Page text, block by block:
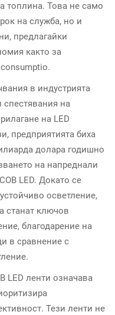
топлина. Това не само
на служба, но и
предлагайки
както за
в индустрията
спестявания на
на LED
предприятията биха
долара годишно
на напреднали
LED. Докато се
осветление,
станат ключов
благодарение на
в сравнение с
LED ленти означава
Тези ленти не